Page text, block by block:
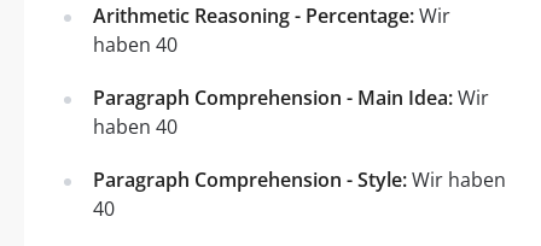
Arithmetic Reasoning - Percentage:Wir
haben 40
Paragraph Comprehension - Main Idea:Wir
haben 40
Paragraph Comprehension - Style:Wir haben
40